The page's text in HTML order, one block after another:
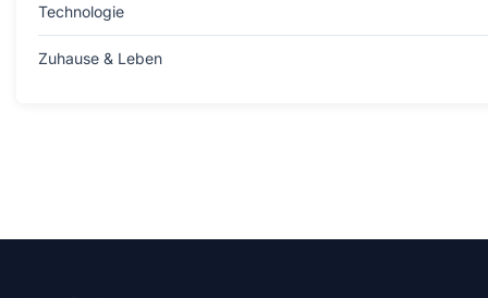
Technologie
Zuhause & Leben